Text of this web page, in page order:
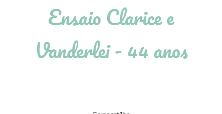
Ensaio Clarice e
Vanderlei - 44 anos